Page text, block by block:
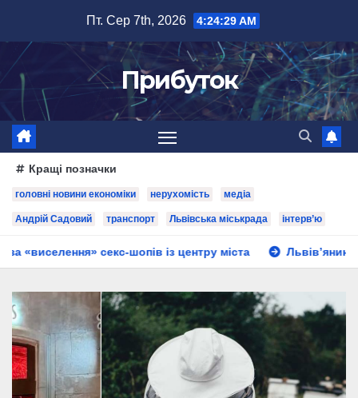
вмісту
Пт. Сер 7th, 2026 4:24:30 AM
Прибуток
Кращі позначки
головні новини економіки нерухомість медіа
Андрій Садовий транспорт Львівська міськрада інтерв’ю
шопів із центру міста Львів’янин створив